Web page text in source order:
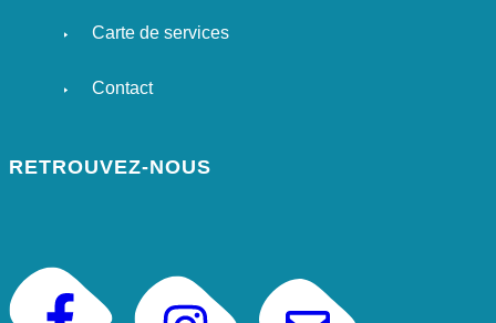
Carte de services
Contact
RETROUVEZ-NOUS